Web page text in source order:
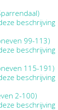
beschrijving
99-113)
beschrijving
115-191)
beschrijving
2-100)
beschrijving